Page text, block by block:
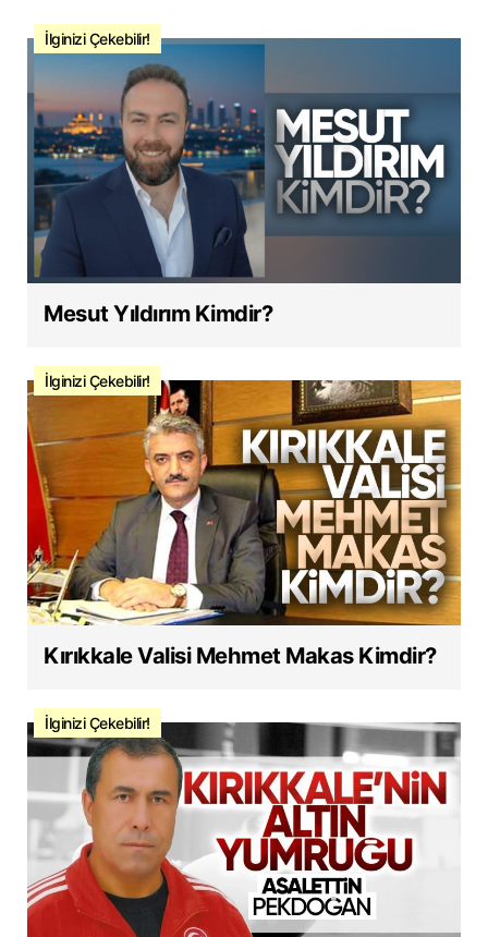
İlginizi Çekebilir!
Mesut Yıldırım Kimdir?
İlginizi Çekebilir!
Kırıkkale Valisi Mehmet Makas Kimdir?
İlginizi Çekebilir!